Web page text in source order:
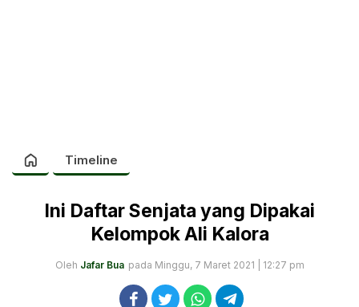
Timeline
Ini Daftar Senjata yang Dipakai
Kelompok Ali Kalora
Oleh Jafar Bua pada Minggu, 7 Maret 2021 | 12:27 pm